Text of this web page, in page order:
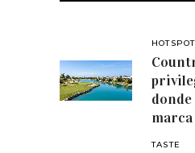
TASTE